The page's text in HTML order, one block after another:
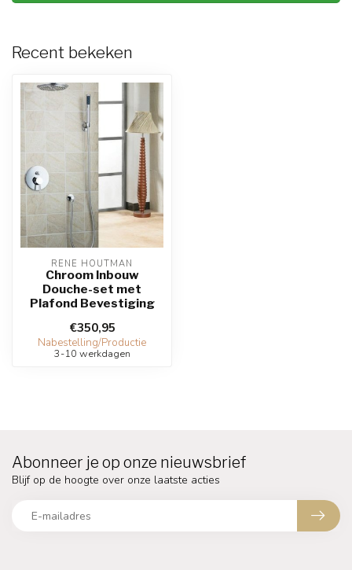
Recent bekeken
RENE HOUTMAN
Chroom Inbouw
Douche-set met
Plafond Bevestiging
€350,95
Nabestelling/Productie
3-10 werkdagen
Abonneer je op onze nieuwsbrief
Blijf op de hoogte over onze laatste acties